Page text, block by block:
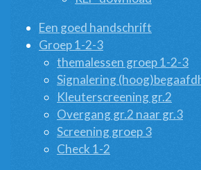
Een goed handschrift
Groep 1-2-3
themalessen groep 1-2-3
Signalering
Kleuterscreening gr.2
Overgang gr.2 naar gr.3
Screening groep 3
Check 1-2